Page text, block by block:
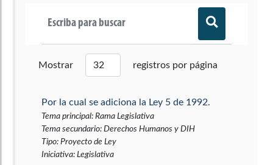
Mostrar registros por página
Por la cual se adiciona la Ley 5 de 1992.
Tema principal: Rama Legislativa
Tema secundario: Derechos Humanos y DIH
Tipo: Proyecto de Ley
Iniciativa: Legislativa